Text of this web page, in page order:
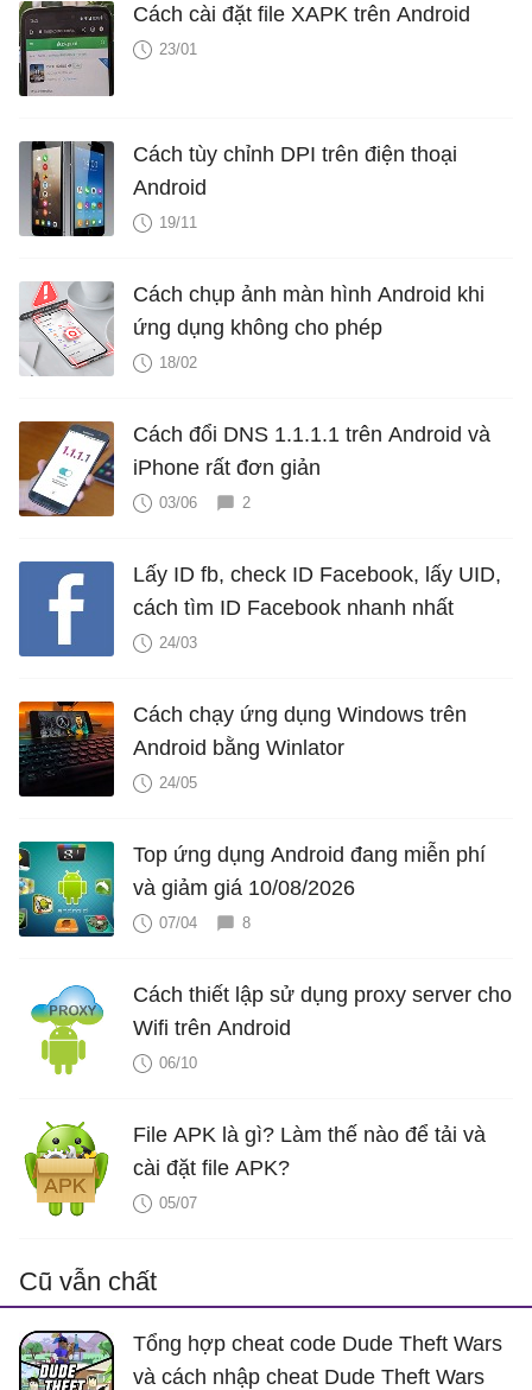
Cách cài đặt file XAPK trên Android
23/01
Cách tùy chỉnh DPI trên điện thoại
Android
19/11
Cách chụp ảnh màn hình Android khi
ứng dụng không cho phép
18/02
Cách đổi DNS 1.1.1.1 trên Android và
iPhone rất đơn giản
03/06 2
Lấy ID fb, check ID Facebook, lấy UID,
cách tìm ID Facebook nhanh nhất
24/03
Cách chạy ứng dụng Windows trên
Android bằng Winlator
24/05
Top ứng dụng Android đang miễn phí
và giảm giá 10/08/2026
07/04 8
Cách thiết lập sử dụng proxy server cho
Wifi trên Android
06/10
File APK là gì? Làm thế nào để tải và
cài đặt file APK?
05/07
Cũ vẫn chất
Tổng hợp cheat code Dude Theft Wars
và cách nhập cheat Dude Theft Wars